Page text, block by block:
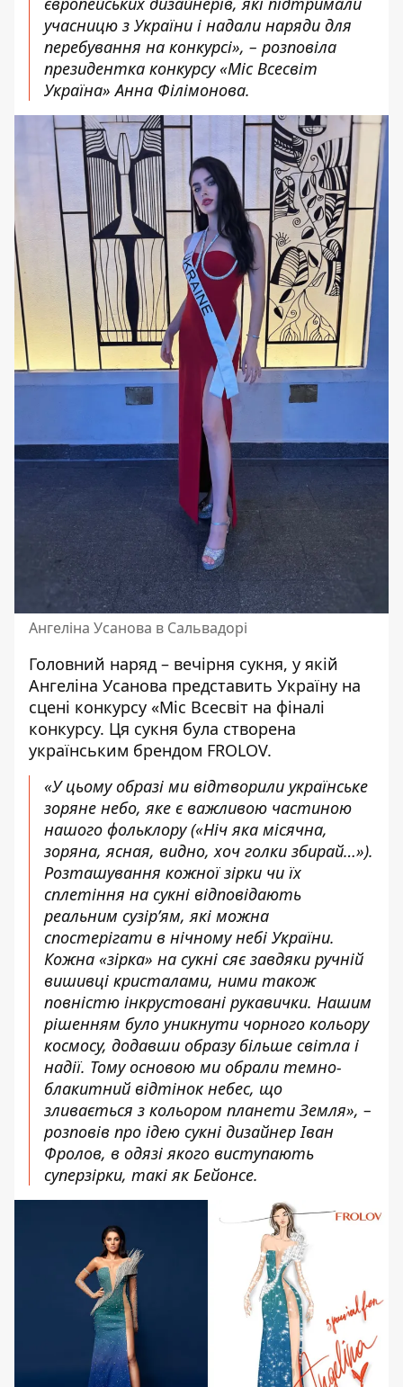
учасницю з України і надали наряди для
перебування на конкурсі», – розповіла
президентка конкурсу «Міс Всесвіт
Україна» Анна Філімонова.
Ангеліна Усанова в Сальвадорі
Головний наряд – вечірня сукня, у якій
Ангеліна Усанова представить Україну на
сцені конкурсу «Міс Всесвіт на фіналі
конкурсу. Ця сукня була створена
українським брендом FROLOV.
«У цьому образі ми відтворили українське
зоряне небо, яке є важливою частиною
нашого фольклору («Ніч яка місячна,
зоряна, ясная, видно, хоч голки збирай…»).
Розташування кожної зірки чи їх
сплетіння на сукні відповідають
реальним сузір’ям, які можна
спостерігати в нічному небі України.
Кожна «зірка» на сукні сяє завдяки ручній
вишивці кристалами, ними також
повністю інкрустовані рукавички. Нашим
рішенням було уникнути чорного кольору
космосу, додавши образу більше світла і
надії. Тому основою ми обрали темно-
блакитний відтінок небес, що
зливається з кольором планети Земля», –
розповів про ідею сукні дизайнер Іван
Фролов, в одязі якого виступають
суперзірки, такі як Бейонсе.